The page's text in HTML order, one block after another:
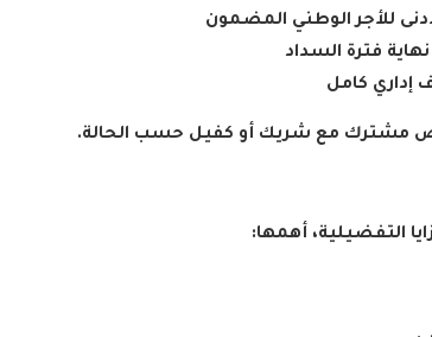
للأجر الوطني المضمون
إداري كامل
قرض مشترك مع شريك أو كفيل حسب الحالة.
التفضيلية، أهمها: